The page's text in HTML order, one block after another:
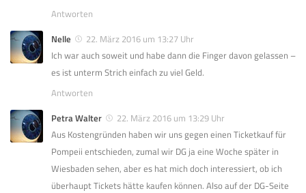
Antworten
Nelle
22. März 2016 um 13:27 Uhr
Ich war auch soweit und habe dann die Finger davon gelassen –
es ist unterm Strich einfach zu viel Geld.
Antworten
Petra Walter
22. März 2016 um 13:29 Uhr
Aus Kostengründen haben wir uns gegen einen Ticketkauf für
Pompeii entschieden, zumal wir DG ja eine Woche später in
Wiesbaden sehen, aber es hat mich doch interessiert, ob ich
überhaupt Tickets hätte kaufen können. Also auf der DG-Seite